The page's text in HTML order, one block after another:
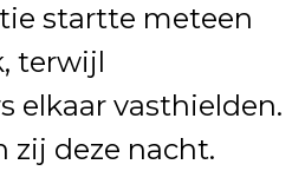
startte meteen
terwijl
elkaar vasthielden.
zij deze nacht.